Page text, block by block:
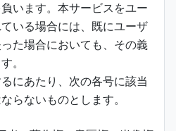
います。本サービスをユー
いる場合には、既にユーザ
た場合においても、その義
。
にあたり、次の各号に該当
らないものとします。